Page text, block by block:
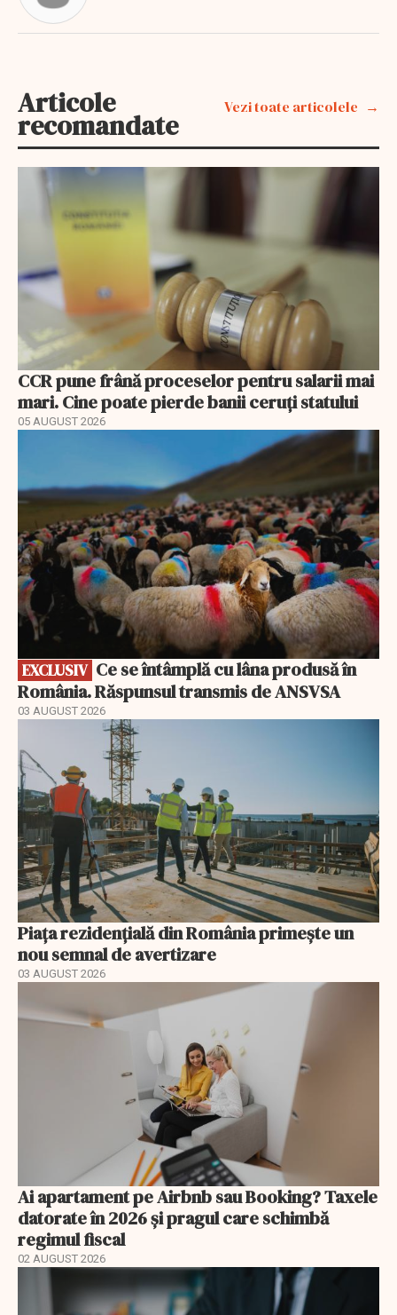
Articole
recomandate
Vezi toate articolele
CCR pune frână proceselor pentru salarii mai
mari. Cine poate pierde banii ceruți statului
05 AUGUST 2026
EXCLUSIV
România. Răspunsul transmis de ANSVSA
03 AUGUST 2026
Piața rezidențială din România primește un
nou semnal de avertizare
03 AUGUST 2026
Ai apartament pe Airbnb sau Booking? Taxele
datorate în 2026 și pragul care schimbă
regimul fiscal
02 AUGUST 2026